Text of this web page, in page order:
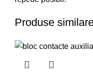
Produse